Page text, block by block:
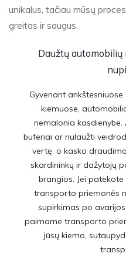
unikalus, tačiau mūsų
greitas ir saugus.
Daužtų
Gyvenant
kiemuose,
nemalonia kasdienybe.
buferiai ar nulaužti
vertę, o kasko
skardininkų ir dažytojų
brangios. Jei
transporto priemonės
supirkimas po
paimame transporto
jūsų kiemo,